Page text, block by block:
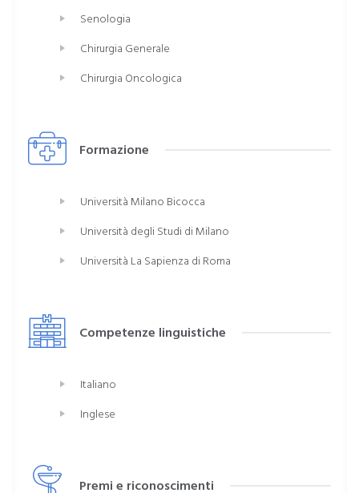
Senologia
Chirurgia Generale
Chirurgia Oncologica
Formazione
Università Milano Bicocca
Università degli Studi di Milano
Università La Sapienza di Roma
Competenze linguistiche
Italiano
Inglese
Premi e riconoscimenti